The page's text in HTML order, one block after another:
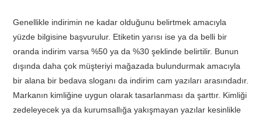
Genellikle indirimin ne kadar olduğunu belirtmek amacıyla
yüzde bilgisine başvurulur. Etiketin yarısı ise ya da belli bir
oranda indirim varsa %50 ya da %30 şeklinde belirtilir. Bunun
dışında daha çok müşteriyi mağazada bulundurmak amacıyla
bir alana bir bedava sloganı da indirim cam yazıları arasındadır.
Markanın kimliğine uygun olarak tasarlanması da şarttır. Kimliği
zedeleyecek ya da kurumsallığa yakışmayan yazılar kesinlikle